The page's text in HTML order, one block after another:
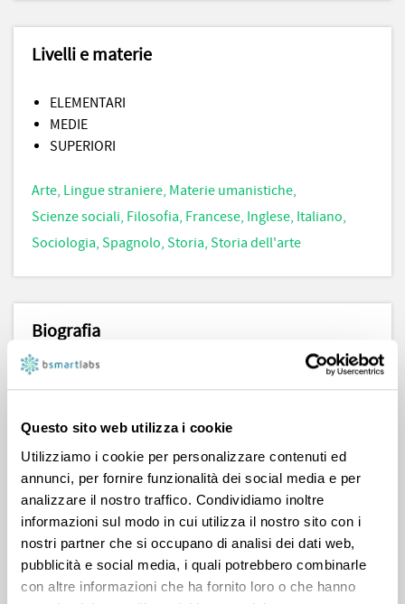
Questo sito web utilizza i cookie
Utilizziamo i cookie per personalizzare contenuti ed
annunci, per fornire funzionalità dei social media e per
analizzare il nostro traffico. Condividiamo inoltre
informazioni sul modo in cui utilizza il nostro sito con i
nostri partner che si occupano di analisi dei dati web,
pubblicità e social media, i quali potrebbero combinarle
con altre informazioni che ha fornito loro o che hanno
Livelli e materie
ELEMENTARI
MEDIE
SUPERIORI
Arte, Lingue straniere, Materie umanistiche,
Scienze sociali, Filosofia, Francese, Inglese, Italiano,
Sociologia, Spagnolo, Storia, Storia dell'arte
Biografia
Carissimi Mi chiamo Adriana, ho 37 anni e sono laureata
in Antropologia Culturale ed Etnologia. Sono una
persona empatica, affidabile, attenta e paziente. Ho
pluriennale esperienza nel supporto allo studio e come
tutor linguistico, avendo seguito sia singoli allievi che
classi di studenti. Ho lavorato per un anno come